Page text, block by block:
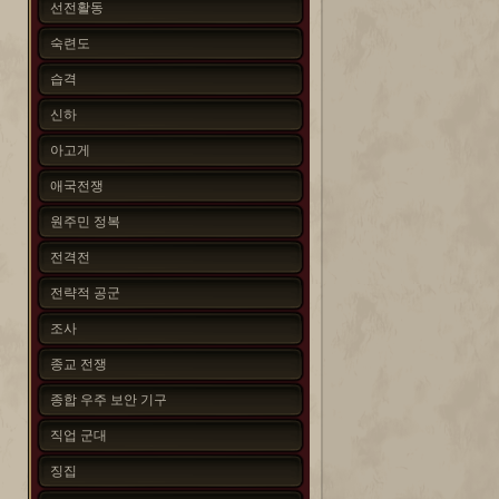
선전활동
숙련도
습격
신하
아고게
애국전쟁
원주민 정복
전격전
전략적 공군
조사
종교 전쟁
종합 우주 보안 기구
직업 군대
징집